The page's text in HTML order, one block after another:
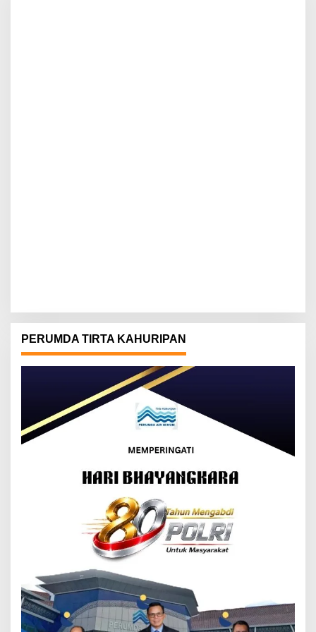
PERUMDA TIRTA KAHURIPAN